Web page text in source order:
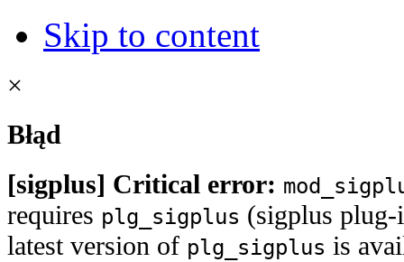
Skip to content
×
Błąd
[sigplus] Critical error:
requires plg_sigplus (sigplus
latest version of plg_sigplus is